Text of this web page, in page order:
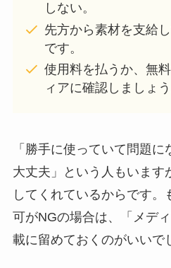
しない。
先方から素材を支給
です。
使用料を払うか、無
ィアに確認しましょう
「勝手に使っていて問題
大丈夫」という人もいます
してくれているからです
可がNGの場合は、「メデ
載に留めておくのがいいで